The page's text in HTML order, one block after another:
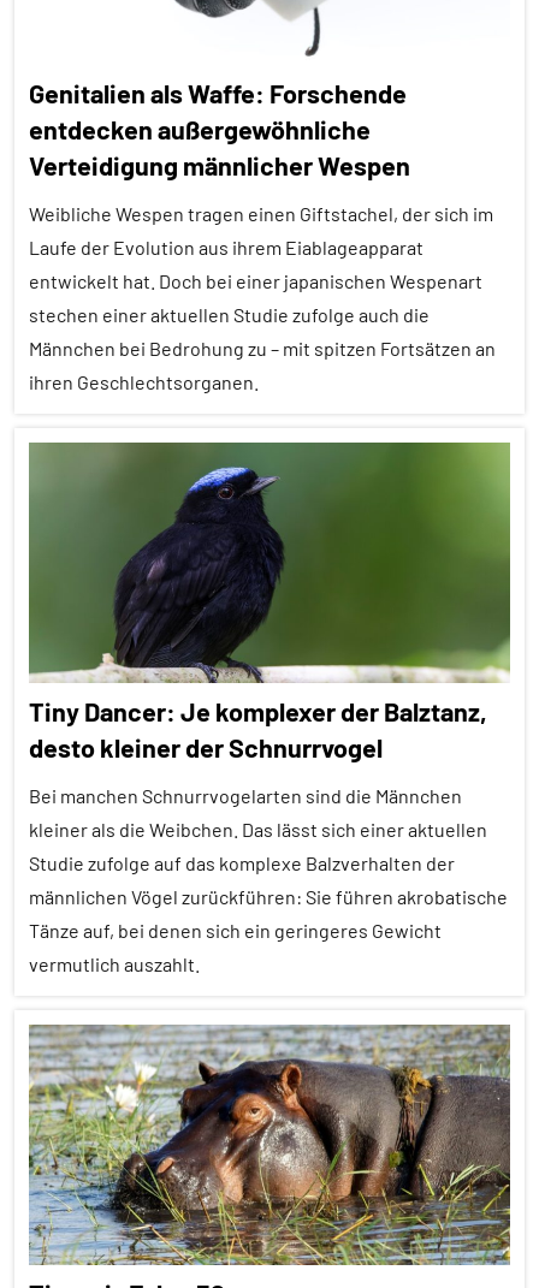
Genitalien als Waffe: Forschende
entdecken außergewöhnliche
Verteidigung männlicher Wespen
Weibliche Wespen tragen einen Giftstachel, der sich im
Laufe der Evolution aus ihrem Eiablageapparat
entwickelt hat. Doch bei einer japanischen Wespenart
stechen einer aktuellen Studie zufolge auch die
Männchen bei Bedrohung zu – mit spitzen Fortsätzen an
ihren Geschlechtsorganen.
Tiergruppen
Forschung
aktuell
Fressfeinde
In
aller
Kürze
Insekten
Spezies
Wirbellose
Tiny Dancer: Je komplexer der Balztanz,
desto kleiner der Schnurrvogel
Bei manchen Schnurrvogelarten sind die Männchen
kleiner als die Weibchen. Das lässt sich einer aktuellen
Studie zufolge auf das komplexe Balzverhalten der
männlichen Vögel zurückführen: Sie führen akrobatische
Tänze auf, bei denen sich ein geringeres Gewicht
vermutlich auszahlt.
Alle
Artikel
Alle
Themen
Alle
Tiergruppen
Forschung